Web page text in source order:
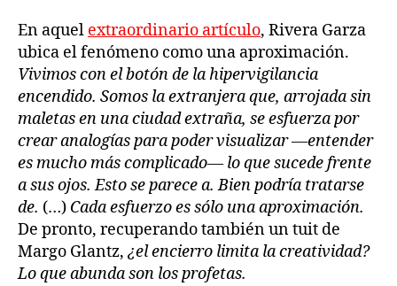
En aquel extraordinario artículo, Rivera Garza
ubica el fenómeno como una aproximación.
Vivimos con el botón de la hipervigilancia
encendido. Somos la extranjera que, arrojada sin
maletas en una ciudad extraña, se esfuerza por
crear analogías para poder visualizar —entender
es mucho más complicado— lo que sucede frente
a sus ojos. Esto se parece a. Bien podría tratarse
de. (…) Cada esfuerzo es sólo una aproximación.
De pronto, recuperando también un tuit de
Margo Glantz, ¿el encierro limita la creatividad?
Lo que abunda son los profetas.